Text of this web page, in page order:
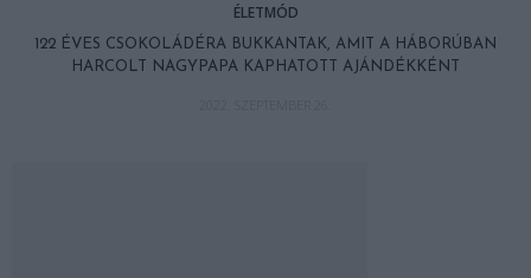
ÉLETMÓD
122 ÉVES CSOKOLÁDÉRA BUKKANTAK, AMIT A HÁBORÚBAN
HARCOLT NAGYPAPA KAPHATOTT AJÁNDÉKKÉNT